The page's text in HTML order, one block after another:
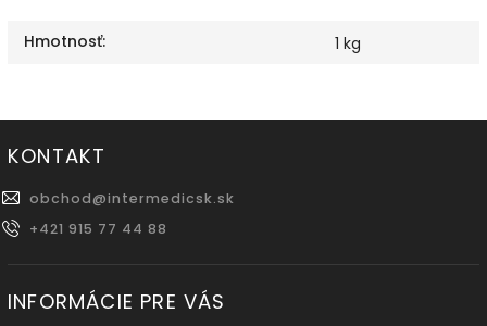
Hmotnosť: 1 kg
KONTAKT
obchod@intermedicsk.sk
+421 915 77 44 88
INFORMÁCIE PRE VÁS